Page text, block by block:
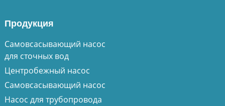
Продукция
Самовсасывающий насос
для сточных вод
Центробежный насос
Самовсасывающий насос
Насос для трубопровода